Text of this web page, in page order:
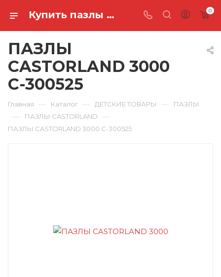
Купить пазлы castorland 3000 C-300525 в Ростове-на-Дону 0
ПАЗЛЫ
CASTORLAND 3000
C-300525
Главная — Каталог — ДЕТСКИЕ ТОВАРЫ — ПАЗЛЫ
— ПАЗЛЫ CASTORLAND —
ПАЗЛЫ CASTORLAND 3000 C-300525